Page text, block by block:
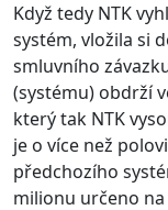
Když tedy NTK
systém, vložila si
smluvního
(systému) obdrží
který tak NTK
je o více než
předchozího
milionu určeno